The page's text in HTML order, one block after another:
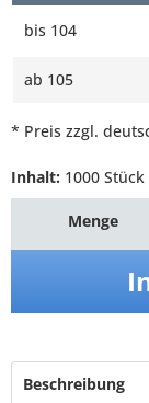
bis 104
ab 105
* Preis zzgl.
Inhalt: 1000 Stück
Menge
Beschreibung